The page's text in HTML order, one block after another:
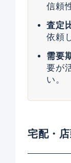
信頼
査定
依頼
需要
要が
い。
宅配・